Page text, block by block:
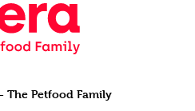
The Petfood Family